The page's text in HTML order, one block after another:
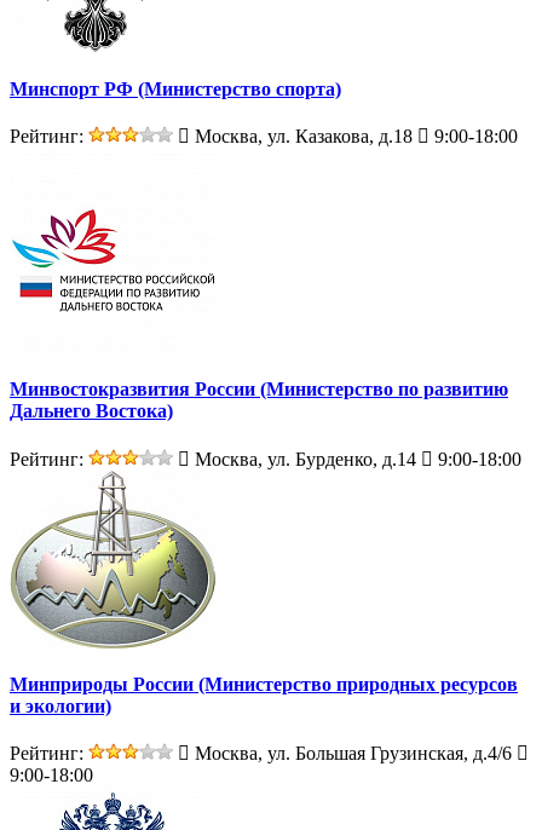
Минспорт РФ (Министерство спорта)
Рейтинг: Москва, ул. Казакова, д.18 9:00-18:00
Минвостокразвития России (Министерство по развитию
Дальнего Востока)
Рейтинг: Москва, ул. Бурденко, д.14 9:00-18:00
Минприроды России (Министерство природных ресурсов
и экологии)
Рейтинг:
Москва, ул. Большая Грузинская, д.4/6
9:00-18:00